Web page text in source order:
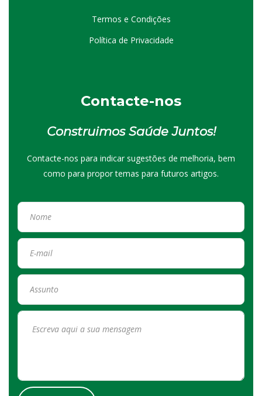
Termos e Condições
Política de Privacidade
Contacte-nos
Construimos Saúde Juntos!
Contacte-nos para indicar sugestões de melhoria, bem
como para propor temas para futuros artigos.